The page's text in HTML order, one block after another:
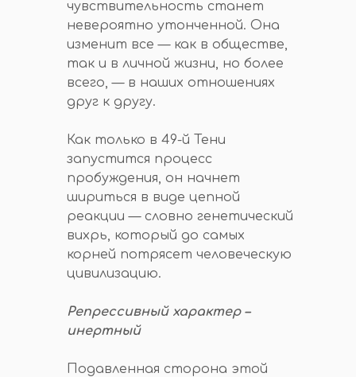
чувствительность станет
невероятно утонченной. Она
изменит все — как в обществе,
так и в личной жизни, но более
всего, — в наших отношениях
друг к другу.
Как только в 49-й Тени
запустится процесс
пробуждения, он начнет
шириться в виде цепной
реакции — словно генетический
вихрь, который до самых
корней потрясет человеческую
цивилизацию.
Репрессивный характер –
инертный
Подавленная сторона этой